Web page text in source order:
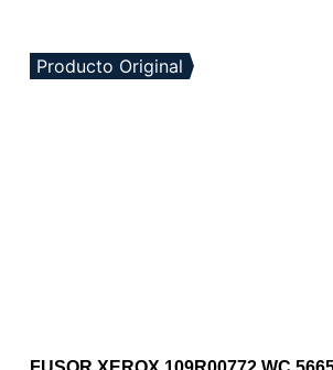
Producto Original